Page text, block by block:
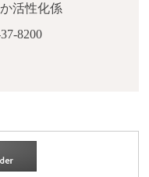
活性化係
8200